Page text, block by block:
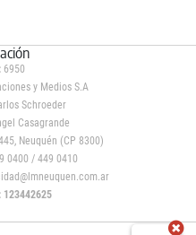
6950
y Medios S.A
Schroeder
Casagrande
Neuquén (CP 8300)
0400 / 449 0410
123442625